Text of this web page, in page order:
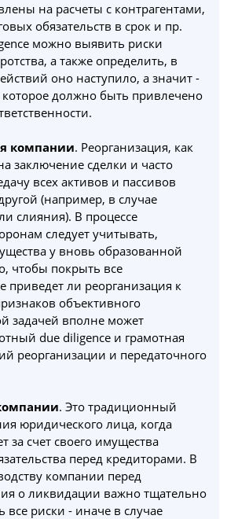
на расчеты с контрагентами,
обязательств в срок и пр.
можно выявить риски
а также определить, в
оно наступило, а значит -
должно быть привлечено
компании. Реорганизация, как
заключение сделки и часто
всех активов и пассивов
(например, в случае
слияния). В процессе
следует учитывать,
у вновь образованной
чтобы покрыть все
приведет ли реорганизация к
объективного
задачей вполне может
due diligence и грамотная
реорганизации и передаточного
. Это традиционный
юридического лица, когда
за счет своего имущества
перед кредиторами. В
компании перед
о ликвидации важно тщательно
все риски - иначе в случае